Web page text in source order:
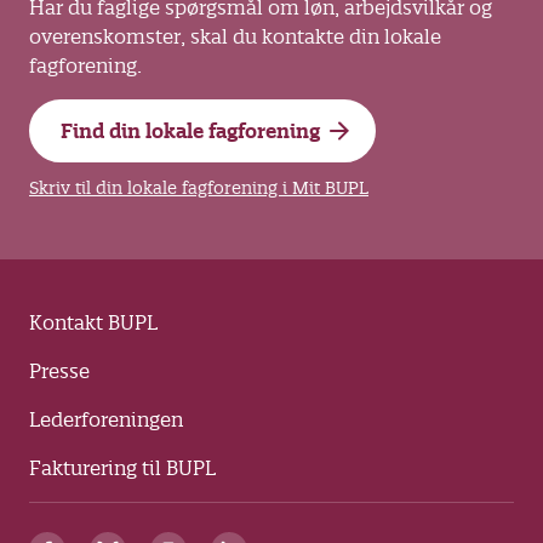
Har du faglige spørgsmål om løn, arbejdsvilkår og
overenskomster, skal du kontakte din lokale
fagforening.
Find din lokale fagforening
Skriv til din lokale fagforening i Mit BUPL
Kontakt BUPL
Presse
Lederforeningen
Fakturering til BUPL